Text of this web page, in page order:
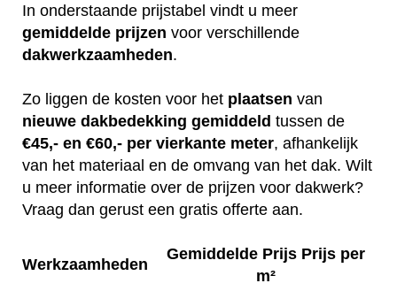
In onderstaande prijstabel vindt u meer
gemiddelde prijzen voor verschillende
dakwerkzaamheden.
Zo liggen de kosten voor het plaatsen van
nieuwe dakbedekking gemiddeld tussen de
€45,- en €60,- per vierkante meter, afhankelijk
van het materiaal en de omvang van het dak. Wilt
u meer informatie over de prijzen voor dakwerk?
Vraag dan gerust een gratis offerte aan.
Werkzaamheden
Gemiddelde Prijs Prijs per
m²